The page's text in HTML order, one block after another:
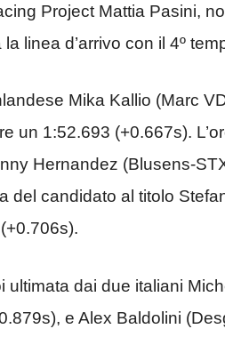
Project Mattia Pasini,
linea d’arrivo con il 4º
Mika Kallio (Marc
un 1:52.693 (+0.667s).
Hernandez (Blusens-
del candidato al titolo
ultimata dai due italiani
e Alex Baldolini